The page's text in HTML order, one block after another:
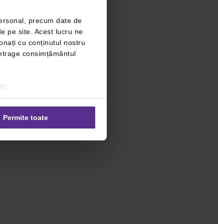
precum date de
pe site. Acest lucru ne
cu conținutul nostru
consimțământul
Permite toate